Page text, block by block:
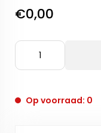
€0,00
Op voorraad: 0